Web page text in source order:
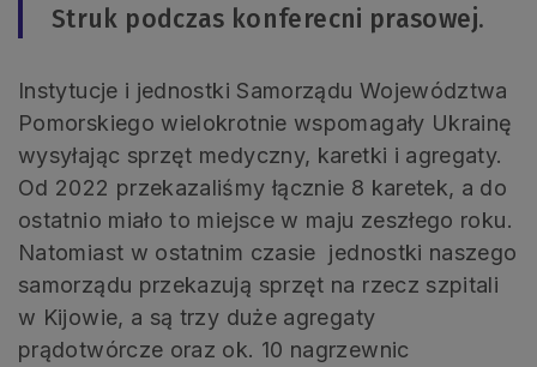
Struk podczas konferecni prasowej.
Instytucje i jednostki Samorządu Województwa
Pomorskiego wielokrotnie wspomagały Ukrainę
wysyłając sprzęt medyczny, karetki i agregaty.
Od 2022 przekazaliśmy łącznie 8 karetek, a do
ostatnio miało to miejsce w maju zeszłego roku.
Natomiast w ostatnim czasie jednostki naszego
samorządu przekazują sprzęt na rzecz szpitali
w Kijowie, a są trzy duże agregaty
prądotwórcze oraz ok. 10 nagrzewnic